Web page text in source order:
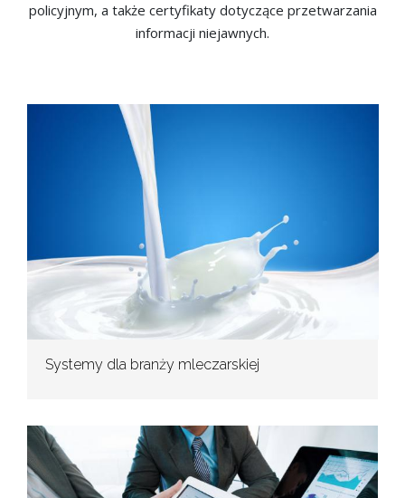
policyjnym, a także certyfikaty dotyczące przetwarzania
informacji niejawnych.
Systemy dla branży mleczarskiej